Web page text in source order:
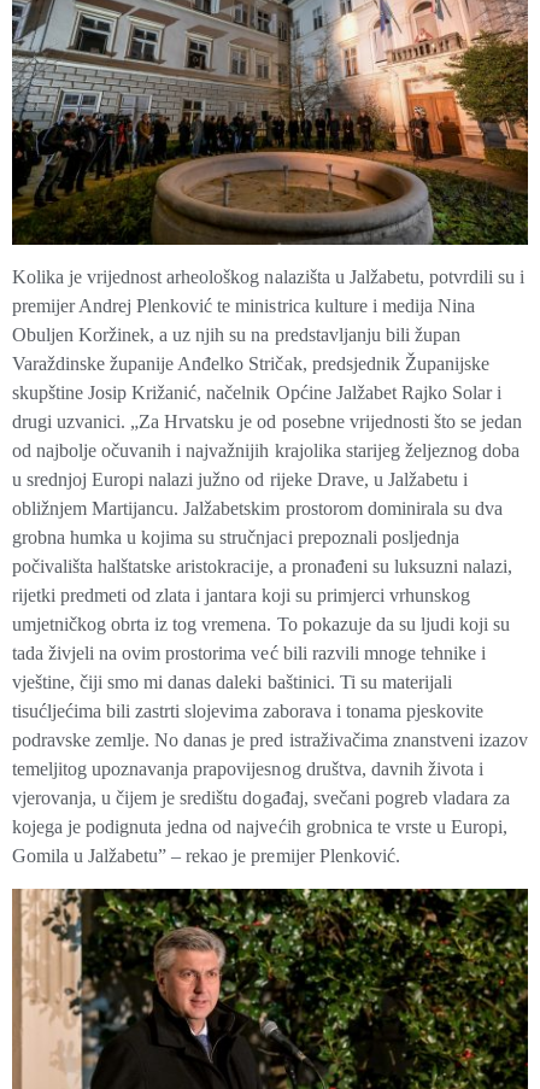
Kolika je vrijednost arheološkog nalazišta u Jalžabetu, potvrdili su i
premijer Andrej Plenković te ministrica kulture i medija Nina
Obuljen Koržinek, a uz njih su na predstavljanju bili župan
Varaždinske županije Anđelko Stričak, predsjednik Županijske
skupštine Josip Križanić, načelnik Općine Jalžabet Rajko Solar i
drugi uzvanici. „Za Hrvatsku je od posebne vrijednosti što se jedan
od najbolje očuvanih i najvažnijih krajolika starijeg željeznog doba
u srednjoj Europi nalazi južno od rijeke Drave, u Jalžabetu i
obližnjem Martijancu. Jalžabetskim prostorom dominirala su dva
grobna humka u kojima su stručnjaci prepoznali posljednja
počivališta halštatske aristokracije, a pronađeni su luksuzni nalazi,
rijetki predmeti od zlata i jantara koji su primjerci vrhunskog
umjetničkog obrta iz tog vremena. To pokazuje da su ljudi koji su
tada živjeli na ovim prostorima već bili razvili mnoge tehnike i
vještine, čiji smo mi danas daleki baštinici. Ti su materijali
tisućljećima bili zastrti slojevima zaborava i tonama pjeskovite
podravske zemlje. No danas je pred istraživačima znanstveni izazov
temeljitog upoznavanja prapovijesnog društva, davnih života i
vjerovanja, u čijem je središtu događaj, svečani pogreb vladara za
kojega je podignuta jedna od najvećih grobnica te vrste u Europi,
Gomila u Jalžabetu” – rekao je premijer Plenković.